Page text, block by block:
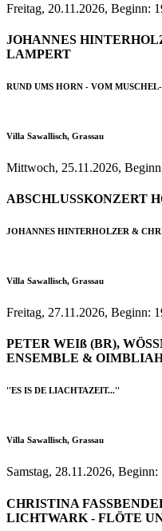
Freitag, 20.11.2026, Beginn:
JOHANNES
LAMPERT
RUND UMS HORN - VOM
Villa Sawallisch, Grassau
Mittwoch, 25.11.2026,
ABSCHLUSSKONZERT
JOHANNES HINTERHOLZER &
Villa Sawallisch, Grassau
Freitag, 27.11.2026, Beginn:
PETER WEIß (BR),
ENSEMBLE &
''ES IS DE LIACHTAZEIT...''
Villa Sawallisch, Grassau
Samstag, 28.11.2026,
CHRISTINA
LICHTWARK - FLÖTE